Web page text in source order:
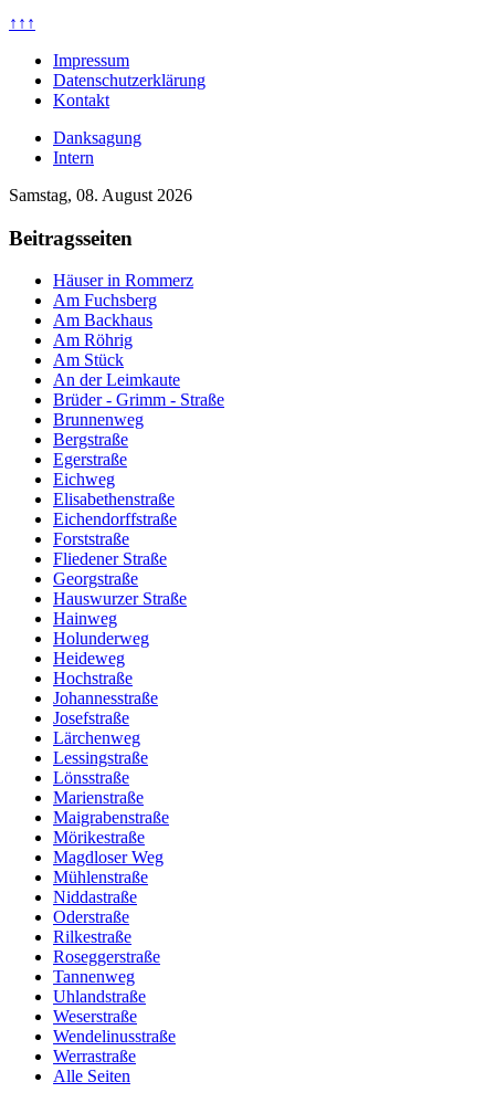
↑↑↑
Impressum
Datenschutzerklärung
Kontakt
Danksagung
Intern
Samstag, 08. August 2026
Beitragsseiten
Häuser in Rommerz
Am Fuchsberg
Am Backhaus
Am Röhrig
Am Stück
An der Leimkaute
Brüder - Grimm - Straße
Brunnenweg
Bergstraße
Egerstraße
Eichweg
Elisabethenstraße
Eichendorffstraße
Forststraße
Fliedener Straße
Georgstraße
Hauswurzer Straße
Hainweg
Holunderweg
Heideweg
Hochstraße
Johannesstraße
Josefstraße
Lärchenweg
Lessingstraße
Lönsstraße
Marienstraße
Maigrabenstraße
Mörikestraße
Magdloser Weg
Mühlenstraße
Niddastraße
Oderstraße
Rilkestraße
Roseggerstraße
Tannenweg
Uhlandstraße
Weserstraße
Wendelinusstraße
Werrastraße
Alle Seiten